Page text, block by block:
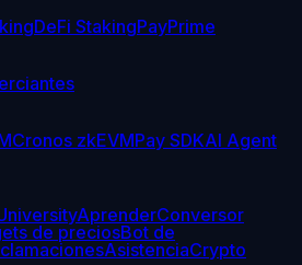
DeFi StakingPayPrime
Cronos zkEVMPay SDKAI Agent
AprenderConversor
de preciosBot de
AsistenciaCrypto